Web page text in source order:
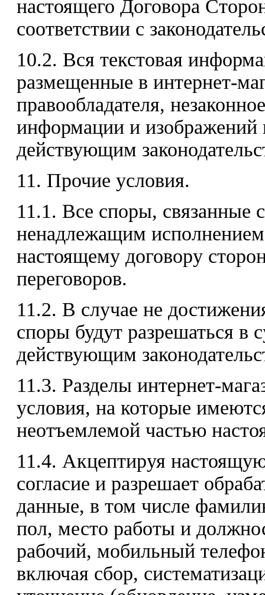
настоящего Договора
соответствии с
10.2. Вся текстовая
размещенные в интернет-
правообладателя,
информации и изображений
действующим
11. Прочие условия.
11.1. Все споры, связанные
ненадлежащим исполнением
настоящему договору
переговоров.
11.2. В случае не
споры будут разрешаться в
действующим
11.3. Разделы интернет-
условия, на которые
неотъемлемой частью
11.4. Акцептируя
согласие и разрешает
данные, в том числе
пол, место работы и
рабочий, мобильный
включая сбор,